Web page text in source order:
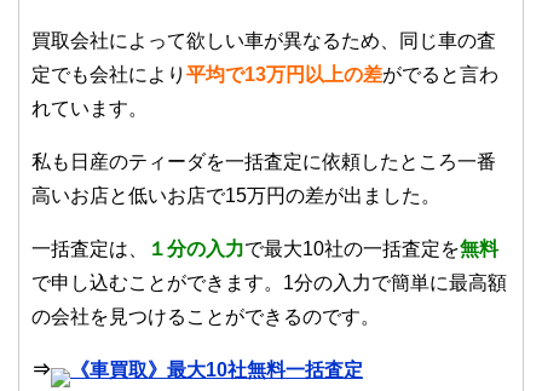
買取会社によって欲しい車が異なるため、同じ車の査
定でも会社により 平均で13万円以上の差がでると言わ
れています。
私も日産のティーダを一括査定に依頼したところ一番
高いお店と低いお店で15万円の差が出ました。
一括査定は、 １分の入力で最大10社の一括査定を無料
で申し込むことができます。1分の入力で簡単に最高額
の会社を見つけることができるのです。
⇒ 《車買取》最大10社無料一括査定